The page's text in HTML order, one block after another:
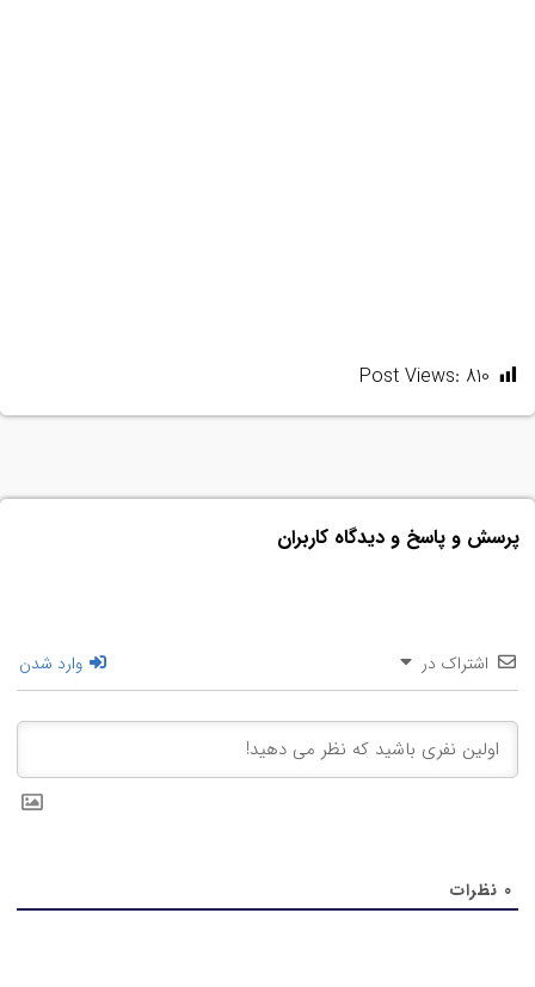
Post Views: 810
پرسش و پاسخ و دیدگاه کاربران
اشتراک در وارد شدن
0 نظرات